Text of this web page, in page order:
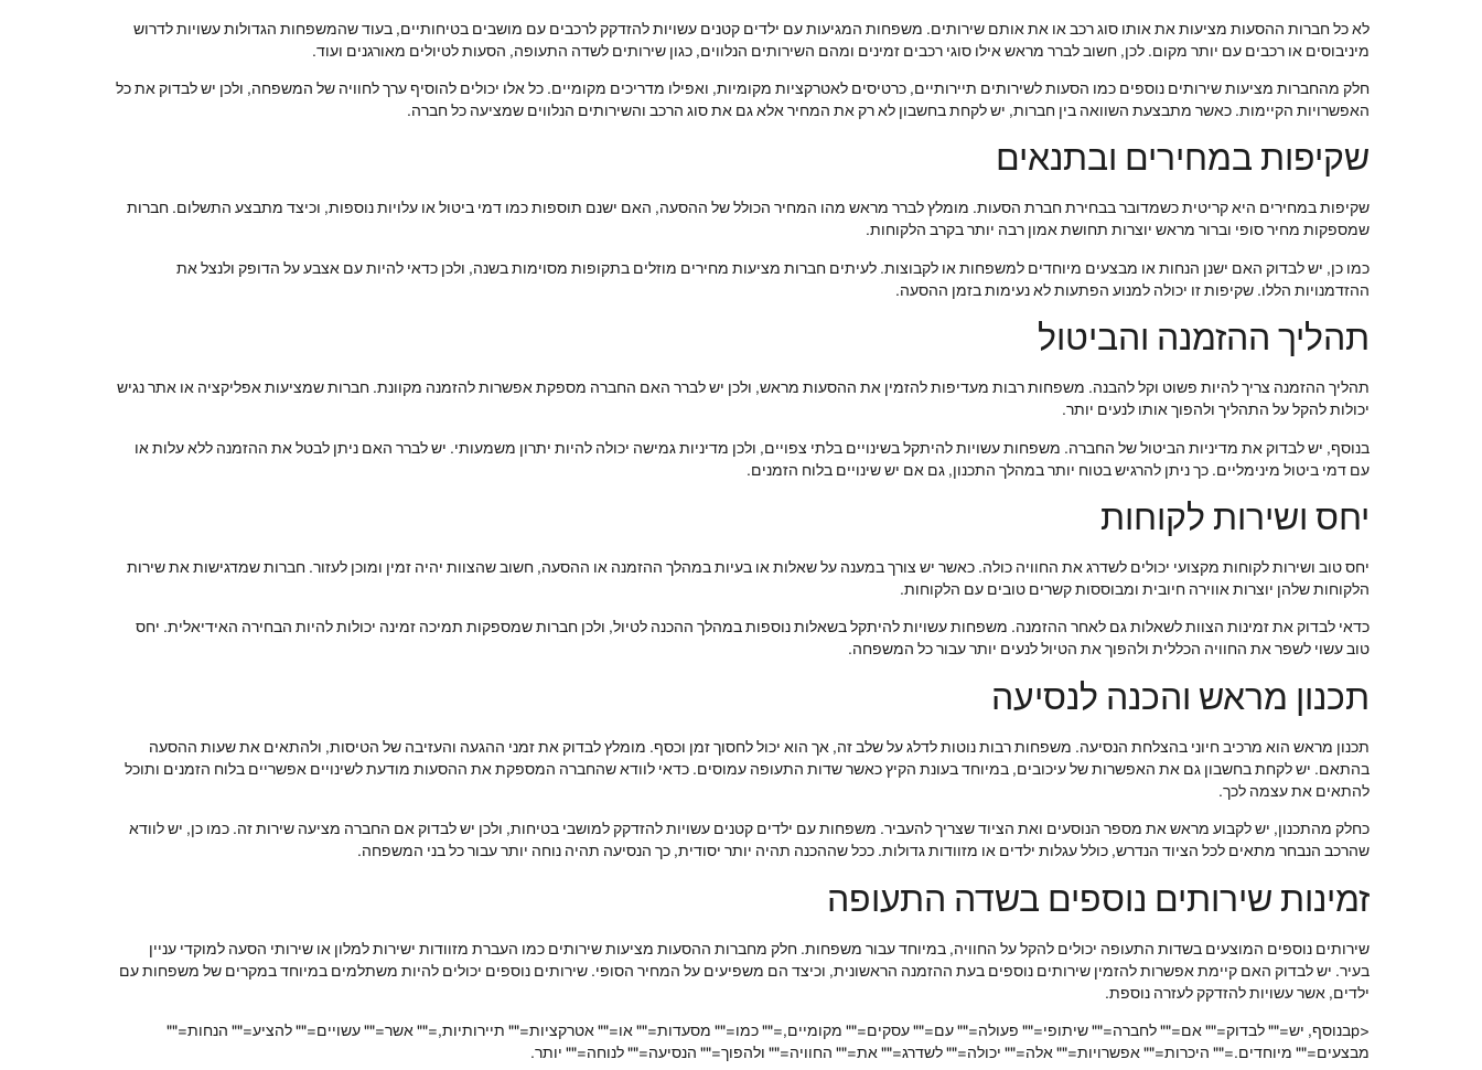
לא כל חברות ההסעות מציעות את אותו סוג רכב או את אותם שירותים. משפחות המגיעות עם ילדים קטנים עשויות להזדקק לרכבים עם מושבים בטיחותיים, בעוד שהמשפחות הגדולות עשויות לדרוש
מיניבוסים או רכבים עם יותר מקום. לכן, חשוב לברר מראש אילו סוגי רכבים זמינים ומהם השירותים הנלווים, כגון שירותים לשדה התעופה, הסעות לטיולים מאורגנים ועוד.
חלק מהחברות מציעות שירותים נוספים כמו הסעות לשירותים תיירותיים, כרטיסים לאטרקציות מקומיות, ואפילו מדריכים מקומיים. כל אלו יכולים להוסיף ערך לחוויה של המשפחה, ולכן יש לבדוק את כל
האפשרויות הקיימות. כאשר מתבצעת השוואה בין חברות, יש לקחת בחשבון לא רק את המחיר אלא גם את סוג הרכב והשירותים הנלווים שמציעה כל חברה.
שקיפות במחירים ובתנאים
שקיפות במחירים היא קריטית כשמדובר בבחירת חברת הסעות. מומלץ לברר מראש מהו המחיר הכולל של ההסעה, האם ישנם תוספות כמו דמי ביטול או עלויות נוספות, וכיצד מתבצע התשלום. חברות
שמספקות מחיר סופי וברור מראש יוצרות תחושת אמון רבה יותר בקרב הלקוחות.
כמו כן, יש לבדוק האם ישנן הנחות או מבצעים מיוחדים למשפחות או לקבוצות. לעיתים חברות מציעות מחירים מוזלים בתקופות מסוימות בשנה, ולכן כדאי להיות עם אצבע על הדופק ולנצל את
ההזדמנויות הללו. שקיפות זו יכולה למנוע הפתעות לא נעימות בזמן ההסעה.
תהליך ההזמנה והביטול
תהליך ההזמנה צריך להיות פשוט וקל להבנה. משפחות רבות מעדיפות להזמין את ההסעות מראש, ולכן יש לברר האם החברה מספקת אפשרות להזמנה מקוונת. חברות שמציעות אפליקציה או אתר נגיש
יכולות להקל על התהליך ולהפוך אותו לנעים יותר.
בנוסף, יש לבדוק את מדיניות הביטול של החברה. משפחות עשויות להיתקל בשינויים בלתי צפויים, ולכן מדיניות גמישה יכולה להיות יתרון משמעותי. יש לברר האם ניתן לבטל את ההזמנה ללא עלות או
עם דמי ביטול מינימליים. כך ניתן להרגיש בטוח יותר במהלך התכנון, גם אם יש שינויים בלוח הזמנים.
יחס ושירות לקוחות
יחס טוב ושירות לקוחות מקצועי יכולים לשדרג את החוויה כולה. כאשר יש צורך במענה על שאלות או בעיות במהלך ההזמנה או ההסעה, חשוב שהצוות יהיה זמין ומוכן לעזור. חברות שמדגישות את שירות
הלקוחות שלהן יוצרות אווירה חיובית ומבוססות קשרים טובים עם הלקוחות.
כדאי לבדוק את זמינות הצוות לשאלות גם לאחר ההזמנה. משפחות עשויות להיתקל בשאלות נוספות במהלך ההכנה לטיול, ולכן חברות שמספקות תמיכה זמינה יכולות להיות הבחירה האידיאלית. יחס
טוב עשוי לשפר את החוויה הכללית ולהפוך את הטיול לנעים יותר עבור כל המשפחה.
תכנון מראש והכנה לנסיעה
תכנון מראש הוא מרכיב חיוני בהצלחת הנסיעה. משפחות רבות נוטות לדלג על שלב זה, אך הוא יכול לחסוך זמן וכסף. מומלץ לבדוק את זמני ההגעה והעזיבה של הטיסות, ולהתאים את שעות ההסעה
בהתאם. יש לקחת בחשבון גם את האפשרות של עיכובים, במיוחד בעונת הקיץ כאשר שדות התעופה עמוסים. כדאי לוודא שהחברה המספקת את ההסעות מודעת לשינויים אפשריים בלוח הזמנים ותוכל
להתאים את עצמה לכך.
כחלק מהתכנון, יש לקבוע מראש את מספר הנוסעים ואת הציוד שצריך להעביר. משפחות עם ילדים קטנים עשויות להזדקק למושבי בטיחות, ולכן יש לבדוק אם החברה מציעה שירות זה. כמו כן, יש לוודא
שהרכב הנבחר מתאים לכל הציוד הנדרש, כולל עגלות ילדים או מזוודות גדולות. ככל שההכנה תהיה יותר יסודית, כך הנסיעה תהיה נוחה יותר עבור כל בני המשפחה.
זמינות שירותים נוספים בשדה התעופה
שירותים נוספים המוצעים בשדות התעופה יכולים להקל על החוויה, במיוחד עבור משפחות. חלק מחברות ההסעות מציעות שירותים כמו העברת מזוודות ישירות למלון או שירותי הסעה למוקדי עניין
בעיר. יש לבדוק האם קיימת אפשרות להזמין שירותים נוספים בעת ההזמנה הראשונית, וכיצד הם משפיעים על המחיר הסופי. שירותים נוספים יכולים להיות משתלמים במיוחד במקרים של משפחות עם
ילדים, אשר עשויות להזדקק לעזרה נוספת.
<pבנוסף, יש="" לבדוק="" אם="" לחברה="" שיתופי="" פעולה="" עם="" עסקים="" מקומיים,="" כמו="" מסעדות="" או="" אטרקציות="" תיירותיות,="" אשר="" עשויים="" להציע="" הנחות=""
מבצעים="" מיוחדים.="" היכרות="" אפשרויות="" אלה="" יכולה="" לשדרג="" את="" החוויה="" ולהפוך="" הנסיעה="" לנוחה="" יותר.